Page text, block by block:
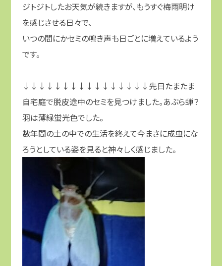
ジトジトしたお天気が続きますが、もうすぐ梅雨明け
を感じさせる日々で、
いつの間にかセミの鳴き声も日ごとに増えているよう
です。
↓↓↓↓↓↓↓↓↓↓↓↓↓↓↓↓先日たまたま
自宅庭で脱皮途中のセミを見つけました。あぶら蝉？
羽は薄緑蛍光色でした。
数年間の土の中での生活を終えて今まさに成虫にな
ろうとしている姿を見ると神々しく感じました。